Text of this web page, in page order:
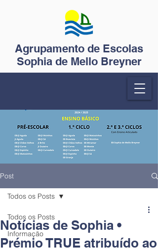
Agrupamento de Escolas
Sophia de Mello Breyner
Post
Todos os Posts
Informação
Todos os Posts
Notícias de Sophia •
Prémio TRUE atribuído ao